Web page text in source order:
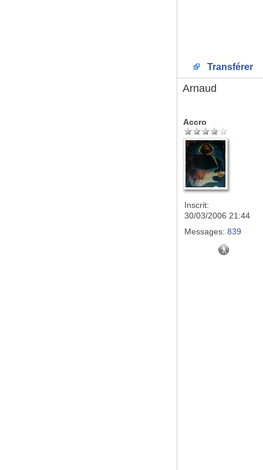
Transférer
Arnaud
Accro
Inscrit:
30/03/2006 21:44
Messages: 839